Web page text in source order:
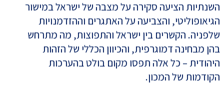
השנתיות הציעה סקירה על מצבה של ישראל במישור
הגיאופוליטי, והצביעה על האתגרים וההזדמנויות
שלפניה. הקשרים בין ישראל והתפוצות, מה מתרחש
בהן מבחינה דמוגרפית, והכיוון הכללי של הזהות
היהודית – כל אלה תפסו מקום בולט בהערכות
הקודמות של המכון.